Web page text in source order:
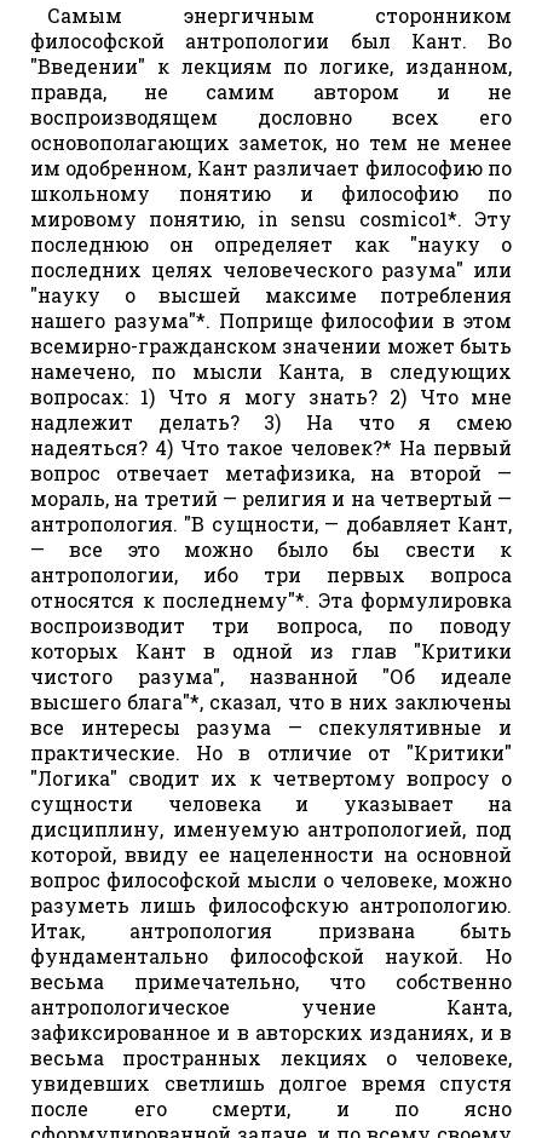
Самым энергичным сторонником
философской антропологии был Кант. Во
"Введении" к лекциям по логике, изданном,
правда, не самим автором и не
воспроизводящем дословно всех его
основополагающих заметок, но тем не менее
им одобренном, Кант различает философию по
школьному понятию и философию по
мировому понятию, in sensu cosmico1*. Эту
последнюю он определяет как "науку о
последних целях человеческого разума" или
"науку о высшей максиме потребления
нашего разума"*. Поприще философии в этом
всемирно-гражданском значении может быть
намечено, по мысли Канта, в следующих
вопросах: 1) Что я могу знать? 2) Что мне
надлежит делать? 3) На что я смею
надеяться? 4) Что такое человек?* На первый
вопрос отвечает метафизика, на второй —
мораль, на третий — религия и на четвертый —
антропология. "В сущности, — добавляет Кант,
— все это можно было бы свести к
антропологии, ибо три первых вопроса
относятся к последнему"*. Эта формулировка
воспроизводит три вопроса, по поводу
которых Кант в одной из глав "Критики
чистого разума", названной "Об идеале
высшего блага"*, сказал, что в них заключены
все интересы разума — спекулятивные и
практические. Но в отличие от "Критики"
"Логика" сводит их к четвертому вопросу о
сущности человека и указывает на
дисциплину, именуемую антропологией, под
которой, ввиду ее нацеленности на основной
вопрос философской мысли о человеке, можно
разуметь лишь философскую антропологию.
Итак, антропология призвана быть
фундаментально философской наукой. Но
весьма примечательно, что собственно
антропологическое учение Канта,
зафиксированное и в авторских изданиях, и в
весьма пространных лекциях о человеке,
увидевших светлишь долгое время спустя
после его смерти, и по ясно